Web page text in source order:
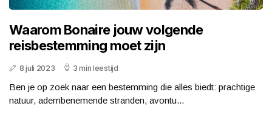
Waarom Bonaire jouw volgende
reisbestemming moet zijn
8 juli 2023 3 min leestijd
Ben je op zoek naar een bestemming die alles biedt: prachtige
natuur, adembenemende stranden, avontu...